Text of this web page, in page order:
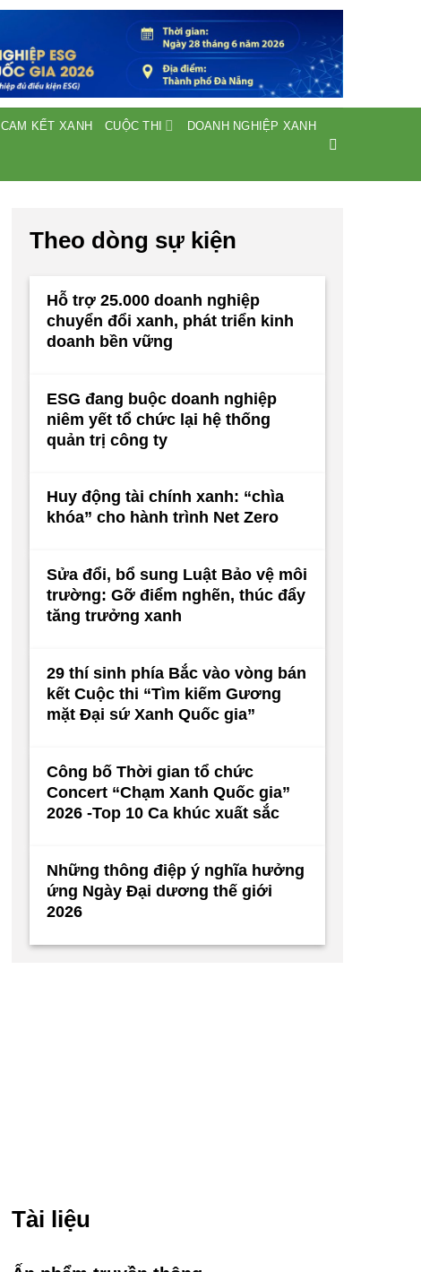
CAM KẾT XANH CUỘC THI DOANH NGHIỆP XANH
Theo dòng sự kiện
Hỗ trợ 25.000 doanh nghiệp
chuyển đổi xanh, phát triển kinh
doanh bền vững
ESG đang buộc doanh nghiệp
niêm yết tổ chức lại hệ thống
quản trị công ty
Huy động tài chính xanh: “chìa
khóa” cho hành trình Net Zero
Sửa đổi, bổ sung Luật Bảo vệ môi
trường: Gỡ điểm nghẽn, thúc đẩy
tăng trưởng xanh
29 thí sinh phía Bắc vào vòng bán
kết Cuộc thi “Tìm kiếm Gương
mặt Đại sứ Xanh Quốc gia”
Công bố Thời gian tổ chức
Concert “Chạm Xanh Quốc gia”
2026 -Top 10 Ca khúc xuất sắc
Những thông điệp ý nghĩa hưởng
ứng Ngày Đại dương thế giới
2026
Tài liệu